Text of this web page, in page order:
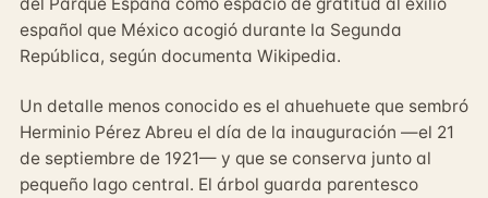
español que México acogió durante la Segunda
República, según documenta Wikipedia.
Un detalle menos conocido es el ahuehuete que sembró
Herminio Pérez Abreu el día de la inauguración —el 21
de septiembre de 1921— y que se conserva junto al
pequeño lago central. El árbol guarda parentesco